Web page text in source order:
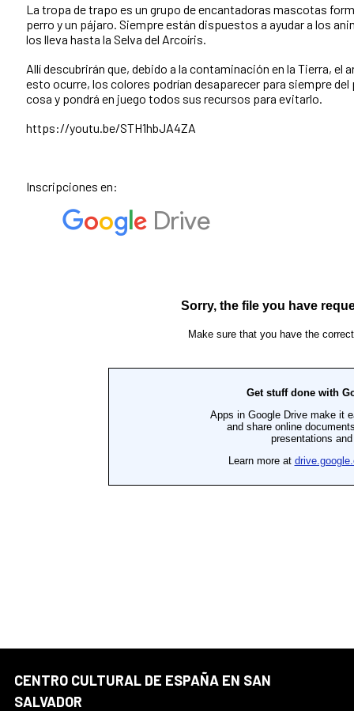
La tropa de trapo es un grupo de encantadoras mascotas
perro y un pájaro. Siempre están dispuestos a ayudar a los
los lleva hasta la Selva del Arcoíris.
Allí descubrirán que, debido a la contaminación en la Tierra, el
esto ocurre, los colores podrían desaparecer para siempre
cosa y pondrá en juego todos sus recursos para evitarlo.
https://youtu.be/STH1hbJA4ZA
Inscripciones en:
CENTRO CULTURAL DE ESPAÑA EN SAN
SALVADOR